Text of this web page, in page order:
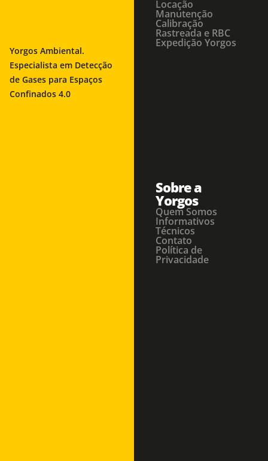
Yorgos Ambiental.
Especialista em Detecção
de Gases para Espaços
Confinados 4.0
Locação
Manutenção
Calibração
Rastreada e RBC
Expedição Yorgos
Sobre a
Yorgos
Quem Somos
Informativos
Técnicos
Contato
Política de
Privacidade